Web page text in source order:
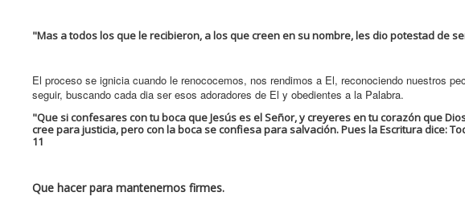
"Mas a todos los que le recibieron, a los que creen en su nombre, les dio potestad de
El proceso se ignicia cuando le renococemos, nos rendimos a El, reconociendo nuestros
seguir, buscando cada dia ser esos adoradores de El y obedientes a la Palabra.
"Que si confesares con tu boca que Jesús es el Señor, y creyeres en tu corazón que
cree para justicia, pero con la boca se confiesa para salvación. Pues la Escritura dice:
11
Que hacer para mantenernos firmes.